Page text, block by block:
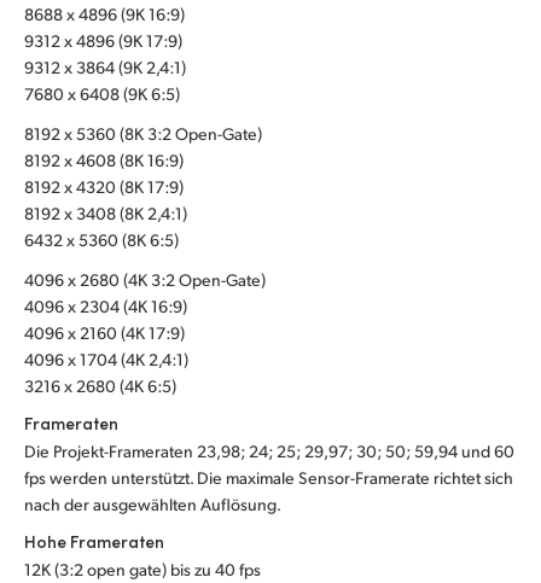
8688 x 4896 (9K 16:9)
9312 x 4896 (9K 17:9)
9312 x 3864 (9K 2,4:1)
7680 x 6408 (9K 6:5)
8192 x 5360 (8K 3:2 Open-Gate)
8192 x 4608 (8K 16:9)
8192 x 4320 (8K 17:9)
8192 x 3408 (8K 2,4:1)
6432 x 5360 (8K 6:5)
4096 x 2680 (4K 3:2 Open-Gate)
4096 x 2304 (4K 16:9)
4096 x 2160 (4K 17:9)
4096 x 1704 (4K 2,4:1)
3216 x 2680 (4K 6:5)
Frameraten
Die Projekt-Frameraten 23,98; 24; 25; 29,97; 30; 50; 59,94 und 60
fps werden unterstützt. Die maximale Sensor-Framerate richtet sich
nach der ausgewählten Auflösung.
Hohe Frameraten
12K (3:2 open gate) bis zu 40 fps